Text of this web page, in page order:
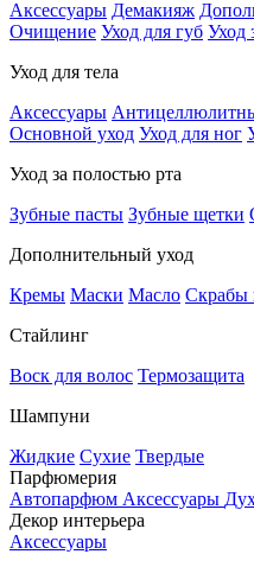
Аксессуары Демакияж
Очищение Уход для губ Уход
Уход для тела
Аксессуары
Основной уход Уход для ног
Уход за полостью рта
Зубные пасты Зубные щетки
Дополнительный уход
Кремы Маски Масло Скрабы
Стайлинг
Воск для волос Термозащита
Шампуни
Жидкие Сухие Твердые
Парфюмерия
Автопарфюм Аксессуары
Декор интерьера
Аксессуары